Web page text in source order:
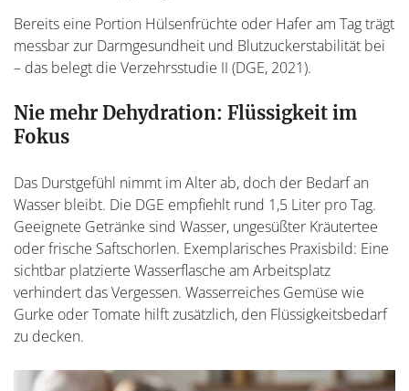
Bereits eine Portion Hülsenfrüchte oder Hafer am Tag trägt
messbar zur Darmgesundheit und Blutzuckerstabilität bei
– das belegt die Verzehrsstudie II (DGE, 2021).
Nie mehr Dehydration: Flüssigkeit im
Fokus
Das Durstgefühl nimmt im Alter ab, doch der Bedarf an
Wasser bleibt. Die DGE empfiehlt rund 1,5 Liter pro Tag.
Geeignete Getränke sind Wasser, ungesüßter Kräutertee
oder frische Saftschorlen. Exemplarisches Praxisbild: Eine
sichtbar platzierte Wasserflasche am Arbeitsplatz
verhindert das Vergessen. Wasserreiches Gemüse wie
Gurke oder Tomate hilft zusätzlich, den Flüssigkeitsbedarf
zu decken.